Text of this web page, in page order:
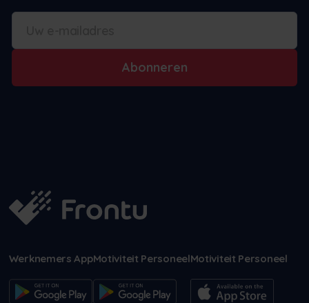
Abonneren
Werknemers AppMotiviteit PersoneelMotiviteit Personeel